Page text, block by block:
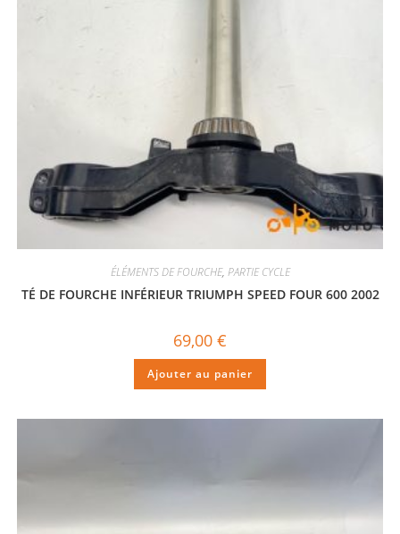
ÉLÉMENTS DE FOURCHE, PARTIE CYCLE
TÉ DE FOURCHE INFÉRIEUR TRIUMPH SPEED FOUR 600 2002
69,00 €
Ajouter au panier